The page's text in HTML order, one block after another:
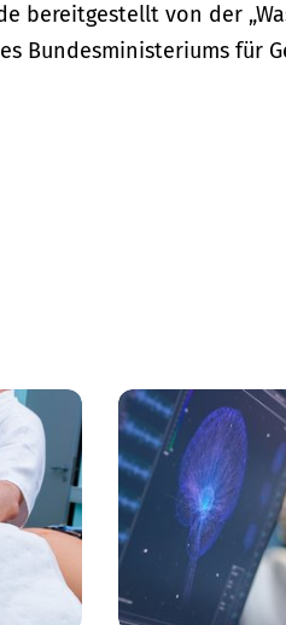
bereitgestellt von der
Bundesministeriums für